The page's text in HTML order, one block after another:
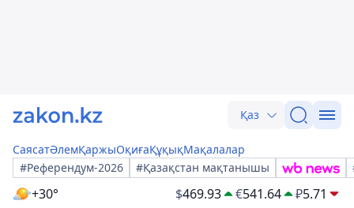
Қаз
СаясатӘлемҚаржыОқиғаҚұқықМақалалар
#Референдум-2026
#Қазақстан мақтанышы
+30° $469.93 €541.64 ₽5.71